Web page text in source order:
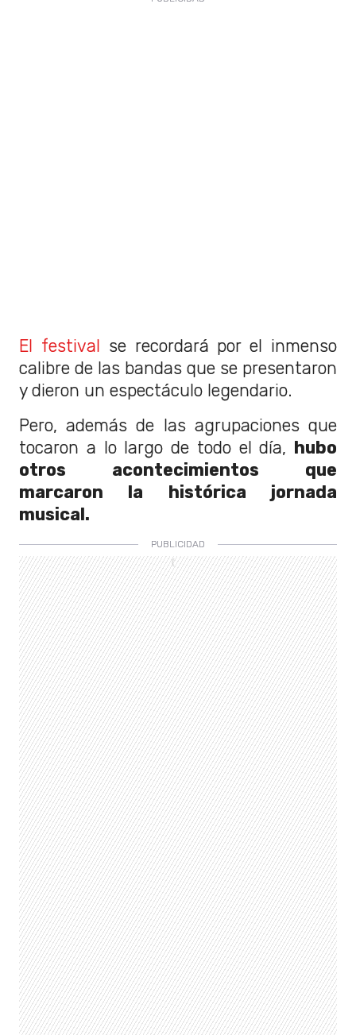
El festival se recordará por el inmenso
calibre de las bandas que se presentaron
y dieron un espectáculo legendario.
Pero, además de las agrupaciones que
tocaron a lo largo de todo el día, hubo
otros acontecimientos que
marcaron la histórica jornada
musical.